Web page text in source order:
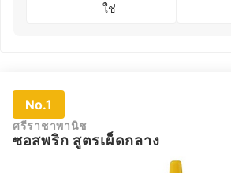
ใช่
No.1
ศรีราชาพานิช
ซอสพริก สูตรเผ็ดกลาง